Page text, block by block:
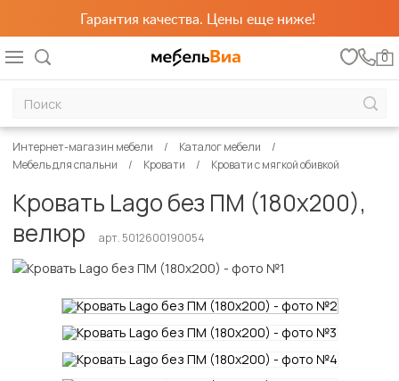
Гарантия качества. Цены еще ниже!
0
Интернет-магазин мебели
Каталог мебели
Мебель для спальни
Кровати Кровати с мягкой обивкой
Кровать Lago без ПМ (180х200),
велюр
арт. 5012600190054